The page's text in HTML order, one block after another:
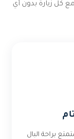
كل زيارة بدون أي
براحة البال